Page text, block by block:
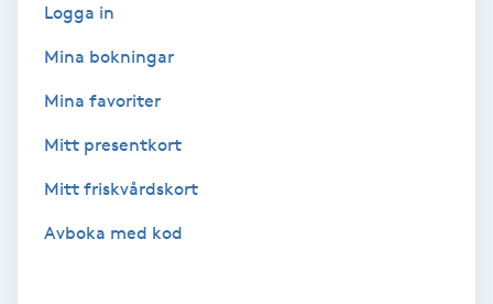
Fransar
Fransborttagning
Fransfärgning
Fransförlängning
Logga in
Mina bokningar
Mina favoriter
Mitt presentkort
Mitt friskvårdskort
Avboka med kod